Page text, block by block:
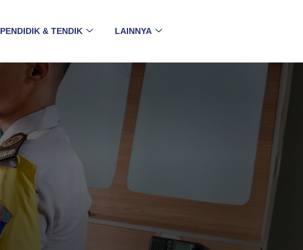
PENDIDIK & TENDIK LAINNYA